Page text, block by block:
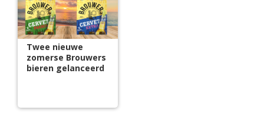
Twee nieuwe
zomerse Brouwers
bieren gelanceerd